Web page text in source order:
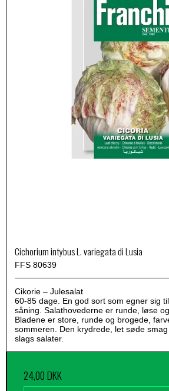
Cichorium intybus L. variegata di Lusia
FFS 80639
Cikorie – Julesalat
60-85 dage. En god sort som egner sig
såning. Salathovederne er runde, løse
Bladene er store, runde og brogede,
sommeren. Den krydrede, let søde
slags salater.
24,00 DKK